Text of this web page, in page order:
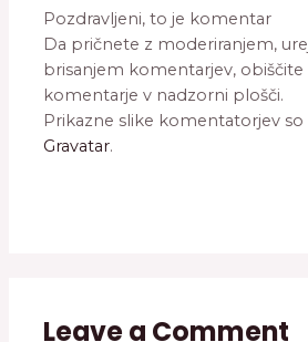
Pozdravljeni, to je komentar
Da pričnete z moderiranjem,
brisanjem komentarjev, obiščite
komentarje v nadzorni plošči.
Prikazne slike komentatorjev so
Gravatar.
Leave a Comment